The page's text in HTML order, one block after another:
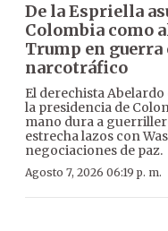
De la Espriella
Colombia como
Trump en
narcotráfico
El derechista
la presidencia de
mano dura a
estrecha lazos con
negociaciones de paz.
Agosto 7, 2026 06:19 p. m.